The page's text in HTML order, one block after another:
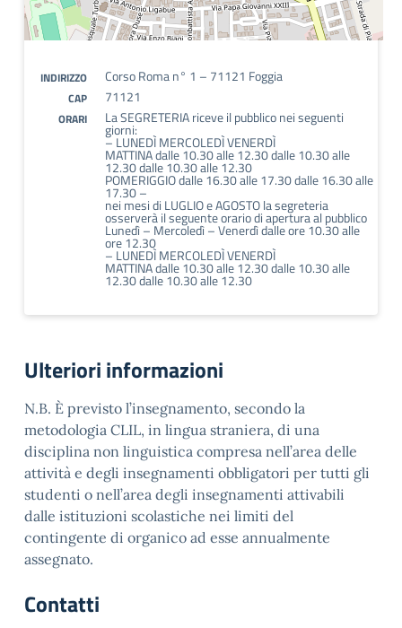
INDIRIZZO Corso Roma n° 1 – 71121 Foggia
CAP 71121
ORARI La SEGRETERIA riceve il pubblico nei seguenti
giorni:
– LUNEDÌ MERCOLEDÌ VENERDÌ
MATTINA dalle 10.30 alle 12.30 dalle 10.30 alle
12.30 dalle 10.30 alle 12.30
POMERIGGIO dalle 16.30 alle 17.30 dalle 16.30 alle
17.30 –
nei mesi di LUGLIO e AGOSTO la segreteria
osserverà il seguente orario di apertura al pubblico
Lunedì – Mercoledì – Venerdì dalle ore 10.30 alle
ore 12.30
– LUNEDÌ MERCOLEDÌ VENERDÌ
MATTINA dalle 10.30 alle 12.30 dalle 10.30 alle
12.30 dalle 10.30 alle 12.30
Ulteriori informazioni
N.B. È previsto l’insegnamento, secondo la
metodologia CLIL, in lingua straniera, di una
disciplina non linguistica compresa nell’area delle
attività e degli insegnamenti obbligatori per tutti gli
studenti o nell’area degli insegnamenti attivabili
dalle istituzioni scolastiche nei limiti del
contingente di organico ad esse annualmente
assegnato.
Contatti